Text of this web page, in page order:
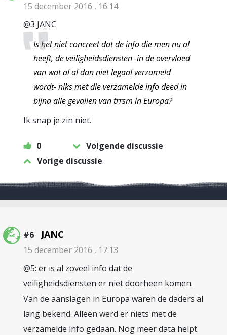
15 december 2016 , 16:14
@3 JANC
Is het niet concreet dat de info die men nu al
heeft, de veiligheidsdiensten -in de overvloed
van wat al al dan niet legaal verzameld
wordt- niks met die verzamelde info deed in
bijna alle gevallen van trrsm in Europa?
Ik snap je zin niet.
0
Volgende discussie
Vorige discussie
#6 JANC
15 december 2016 , 17:13
@5: er is al zoveel info dat de
veiligheidsdiensten er niet doorheen komen.
Van de aanslagen in Europa waren de daders al
lang bekend. Alleen werd er niets met de
verzamelde info gedaan. Nog meer data helpt